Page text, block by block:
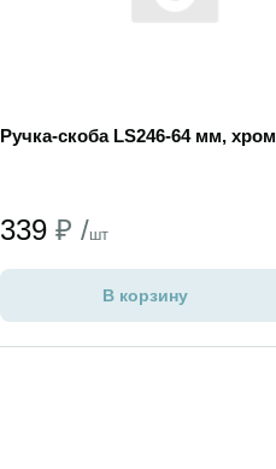
Ручка-скоба LS246-64 мм, хром
339 ₽ /шт
В корзину